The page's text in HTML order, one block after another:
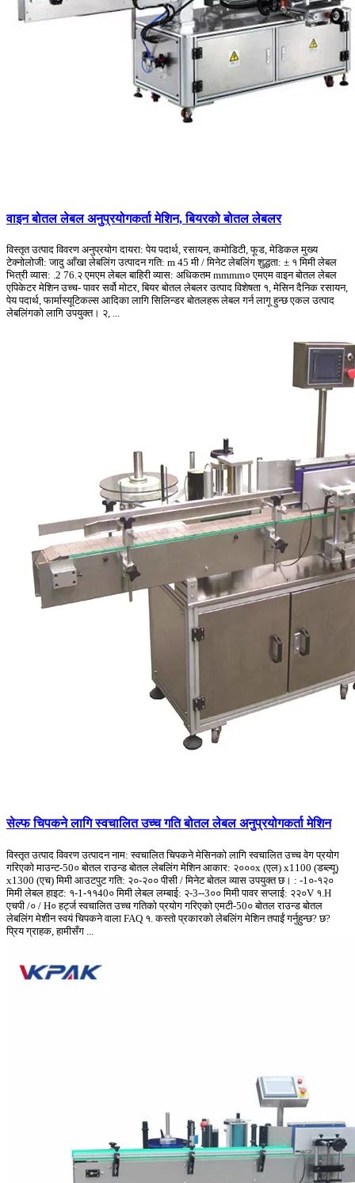
वाइन बोतल लेबल अनुप्रयोगकर्ता मेशिन, बियरको बोतल लेबलर
विस्तृत उत्पाद विवरण अनुप्रयोग दायरा: पेय पदार्थ, रसायन, कमोडिटी, फूड, मेडिकल मुख्य
टेक्नोलोजी: जादु आँखा लेबलिंग उत्पादन गति: m 45 मी / मिनेट लेबलिंग शुद्धता: ± १ मिमी लेबल
भित्री व्यास: .2 76.२ एमएम लेबल बाहिरी व्यास: अधिकतम mmmm० एमएम वाइन बोतल लेबल
एपिकेटर मेशिन उच्च- पावर सर्वो मोटर, बियर बोतल लेबलर उत्पाद विशेषता १, मेसिन दैनिक रसायन,
पेय पदार्थ, फार्मास्यूटिकल्स आदिका लागि सिलिन्डर बोतलहरू लेबल गर्न लागू हुन्छ एकल उत्पाद
लेबलिंगको लागि उपयुक्त। २, ...
सेल्फ चिपकने लागि स्वचालित उच्च गति बोतल लेबल अनुप्रयोगकर्ता मेशिन
विस्तृत उत्पाद विवरण उत्पादन नाम: स्वचालित चिपकने मेसिनको लागि स्वचालित उच्च वेग प्रयोग
गरिएको माउन्ट-50० बोतल राउन्ड बोतल लेबलिंग मेशिन आकार: २०००x (एल) x1100 (डब्ल्यू)
x1300 (एच) मिमी आउटपुट गति: २०-२०० पीसी / मिनेट बोतल व्यास उपयुक्त छ। : -1०-१२०
मिमी लेबल हाइट: १-1-११40० मिमी लेबल लम्बाई: २-3--3०० मिमी पावर सप्लाई: २२०V १.H
एचपी /० / H० हर्ट्ज स्वचालित उच्च गतिको प्रयोग गरिएको एमटी-50० बोतल राउन्ड बोतल
लेबलिंग मेशीन स्वयं चिपकने वाला FAQ १. कस्तो प्रकारको लेबलिंग मेशिन तपाईं गर्नुहुन्छ? छ?
प्रिय ग्राहक, हामीसँग ...